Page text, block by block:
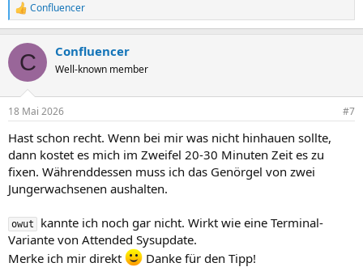
R
e
k
i
e
:
Confluencer
C Confluencer
Well-known member
18 Mai 2026 #7
Hast schon recht. Wenn bei mir was nicht hinhauen sollte,
dann kostet es mich im Zweifel 20-30 Minuten Zeit es zu
fixen. Währenddessen muss ich das Genörgel von zwei
Jungerwachsenen aushalten.
owut
kannte ich noch gar nicht. Wirkt wie eine Terminal-
Variante von Attended Sysupdate.
Merke ich mir direkt
Danke für den Tipp!